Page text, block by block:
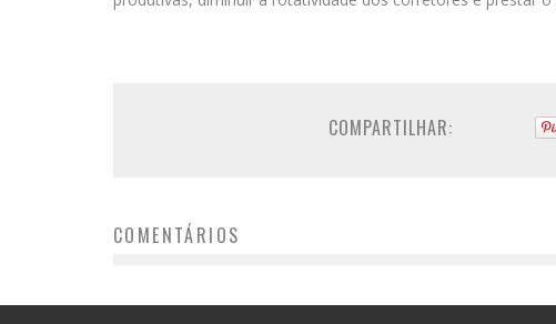
COMPARTILHAR:
COMENTÁRIOS